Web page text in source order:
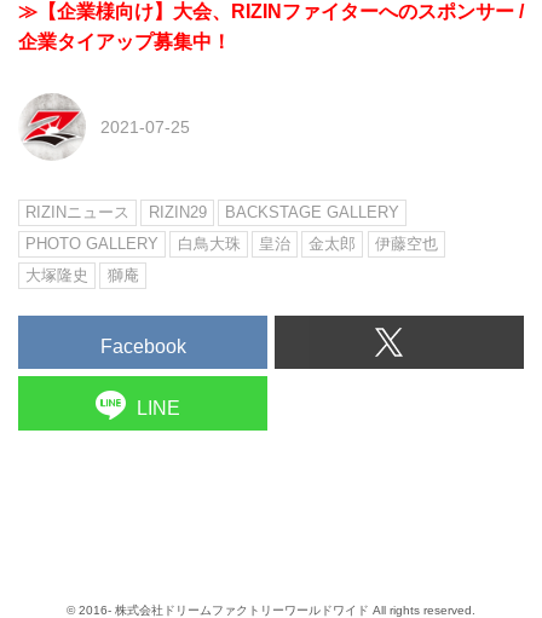
≫【企業様向け】大会、RIZINファイターへのスポンサー /
企業タイアップ募集中！
2021-07-25
RIZINニュース RIZIN29
BACKSTAGE GALLERY
PHOTO GALLERY
白鳥大珠 皇治 金太郎
伊藤空也
大塚隆史
獅庵
Facebook
LINE
© 2016- 株式会社ドリームファクトリーワールドワイド All rights reserved.